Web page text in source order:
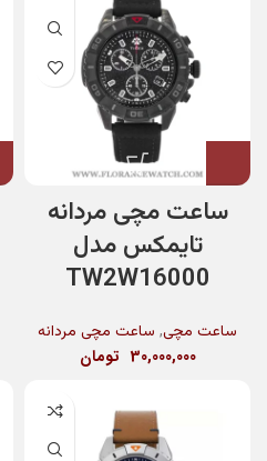
ساعت مچی مردانه
تایمکس مدل
TW2W16000
ساعت مچی, ساعت مچی مردانه
30,000,000 تومان